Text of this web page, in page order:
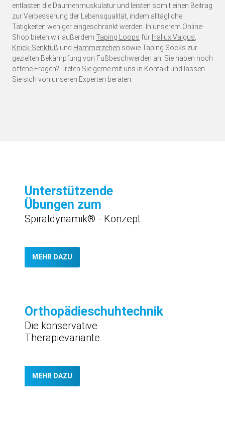
entlasten die Daumenmuskulatur und leisten somit einen Beitrag
zur Verbesserung der Lebensqualität, indem alltägliche
Tätigkeiten weniger eingeschränkt werden. In unserem Online-
Shop bieten wir außerdem Taping Loops für Hallux Valgus
Knick-Senkfuß und Hammerzehen sowie Taping Socks zur
gezielten Bekämpfung von Fußbeschwerden an. Sie haben noch
offene Fragen? Treten Sie gerne mit uns in Kontakt und lassen
Sie sich von unseren Experten beraten.
Unterstützende
Übungen zum
Spiraldynamik® - Konzept
MEHR DAZU
Orthopädieschuhtechnik
Die konservative
Therapievariante
MEHR DAZU